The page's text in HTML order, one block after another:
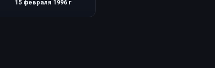
15 февраля 1996 г